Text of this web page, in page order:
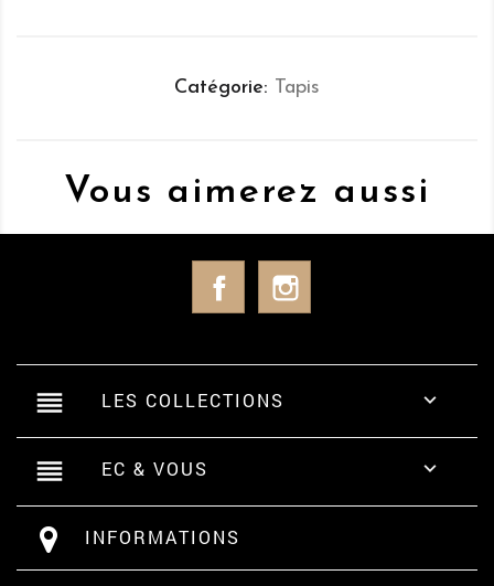
Catégorie Tapis
Vous aimerez aussi
Facebook
reorder LES COLLECTIONS 
reorder EC & VOUS 
INFORMATIONS